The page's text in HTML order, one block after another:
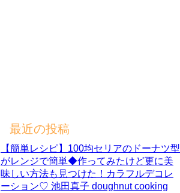
最近の投稿
【簡単レシピ】100均セリアのドーナツ型
がレンジで簡単◆作ってみたけど更に美
味しい方法も見つけた！カラフルデコレ
ーション♡ 池田真子 doughnut cooking